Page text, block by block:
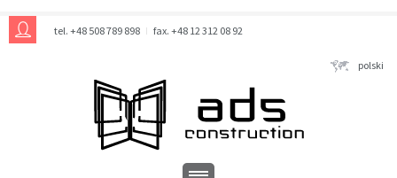
tel. +48 508 789 898 fax. +48 12 312 08 92
polski